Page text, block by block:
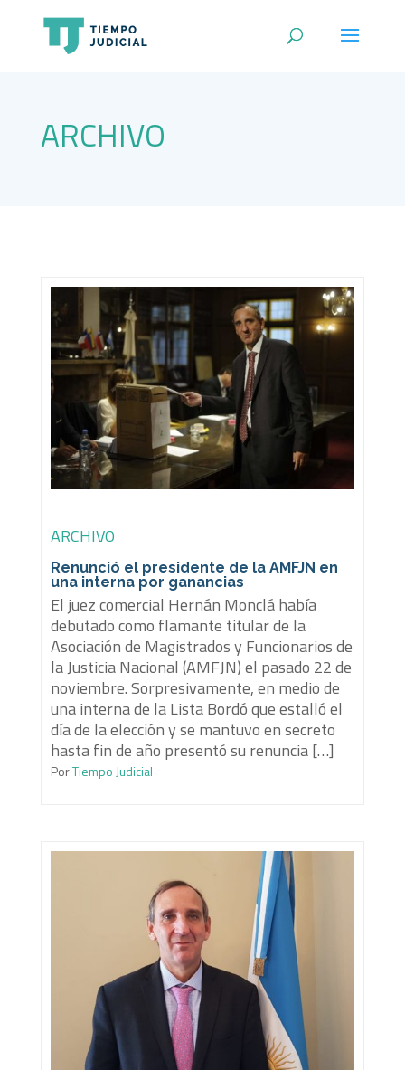
ARCHIVO
ARCHIVO
Renunció el presidente de la AMFJN en
una interna por ganancias
El juez comercial Hernán Monclá había
debutado como flamante titular de la
Asociación de Magistrados y Funcionarios de
la Justicia Nacional (AMFJN) el pasado 22 de
noviembre. Sorpresivamente, en medio de
una interna de la Lista Bordó que estalló el
día de la elección y se mantuvo en secreto
hasta fin de año presentó su renuncia […]
PorTiempo Judicial